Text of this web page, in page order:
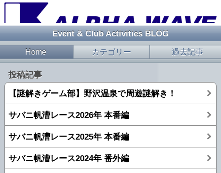
Event & Club Activities BLOG
Home カテゴリー 過去記事
投稿記事
【謎解きゲーム部】野沢温泉で周遊謎解き！
サバニ帆漕レース2026年 本番編
サバニ帆漕レース2025年 本番編
サバニ帆漕レース2024年 番外編